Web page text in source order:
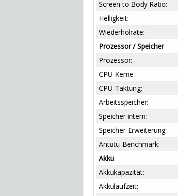
Screen to Body Ratio:
Helligkeit:
Wiederholrate:
Prozessor / Speicher
Prozessor:
CPU-Kerne:
CPU-Taktung:
Arbeitsspeicher:
Speicher intern:
Speicher-Erweiterung:
Antutu-Benchmark:
Akku
Akkukapazität:
Akkulaufzeit: